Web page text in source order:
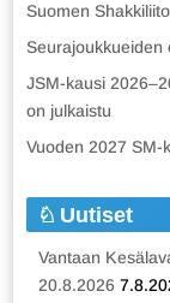
Suomen
JSM-kausi
on julkaistu
Vuoden 2027 SM-
Uutiset
Vantaan
20.8.2026